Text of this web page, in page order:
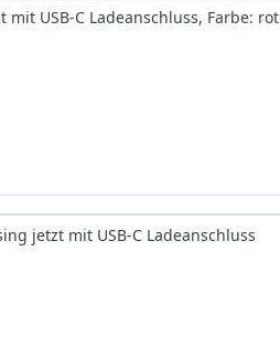
USB-C Ladeanschluss, Farbe: rot
jetzt mit USB-C Ladeanschluss